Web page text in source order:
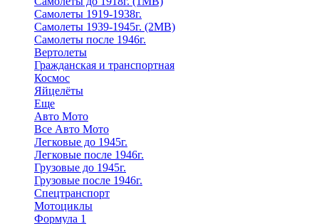
Самолеты 1919-1938г.
Самолеты 1939-1945г. (2МВ)
Самолеты после 1946г.
Вертолеты
Гражданская и транспортная
Космос
Яйцелёты
Еще
Авто Мото
Все Авто Мото
Легковые до 1945г.
Легковые после 1946г.
Грузовые до 1945г.
Грузовые после 1946г.
Спецтранспорт
Мотоциклы
Формула 1